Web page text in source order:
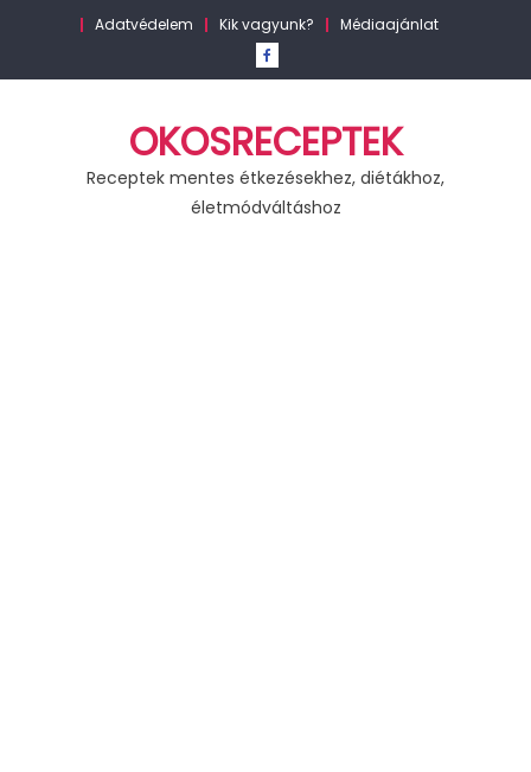
Adatvédelem Kik vagyunk? Médiaajánlat
OKOSRECEPTEK
Receptek mentes étkezésekhez, diétákhoz,
életmódváltáshoz